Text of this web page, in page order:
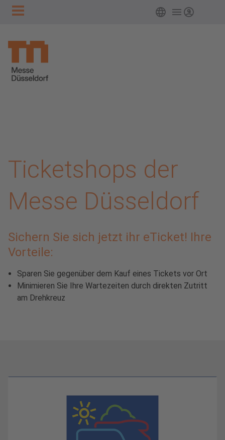
Zum Hauptinhalt springen
Hauptnavigation
DeutschLogin
Ticketshops der
Messe Düsseldorf
Sichern Sie sich jetzt ihr eTicket! Ihre
Vorteile:
Sparen Sie gegenüber dem Kauf eines Tickets vor Ort
Minimieren Sie Ihre Wartezeiten durch direkten Zutritt
am Drehkreuz